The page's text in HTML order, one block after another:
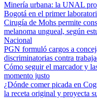
Minería urbana: la UNAL
Bogotá en el primer
Cirugía de Mohs permite
melanoma ungueal, según
Nacional
PGN formuló cargos a
discriminatorias contra
Cómo seguir el marcador y
momento justo
¿Dónde comer picada en
la receta original y proyecta